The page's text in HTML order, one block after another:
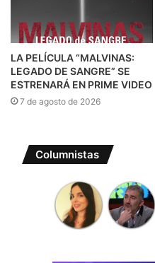
LA PELÍCULA “MALVINAS:
LEGADO DE SANGRE” SE
ESTRENARÁ EN PRIME VIDEO
7 de agosto de 2026
Columnistas